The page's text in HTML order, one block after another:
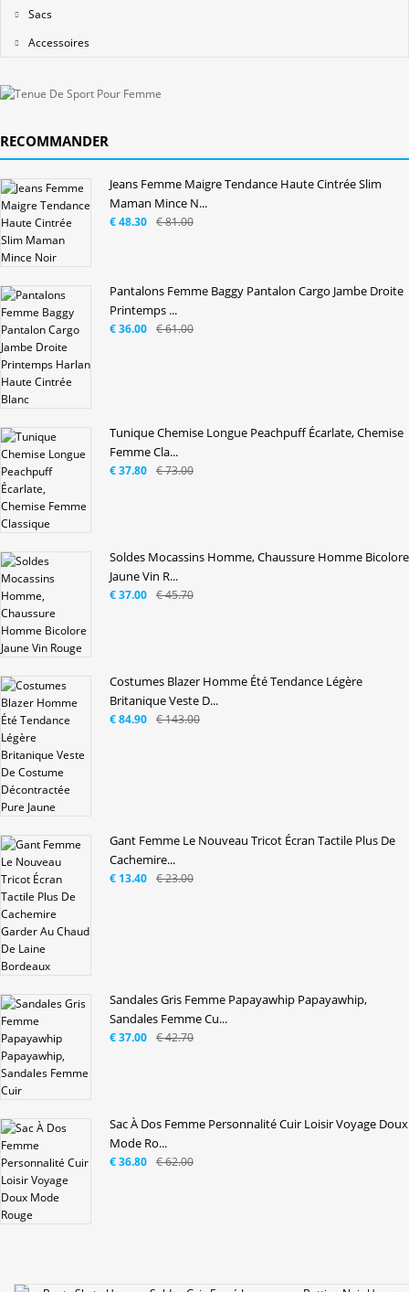
Sacs
Accessoires
RECOMMANDER
Jeans Femme Maigre Tendance Haute Cintrée Slim
Maman Mince N...
€ 81.00
€ 48.30
Pantalons Femme Baggy Pantalon Cargo Jambe Droite
Printemps ...
€ 61.00
€ 36.00
Tunique Chemise Longue Peachpuff Écarlate, Chemise
Femme Cla...
€ 73.00
€ 37.80
Soldes Mocassins Homme, Chaussure Homme Bicolore
Jaune Vin R...
€ 45.70
€ 37.00
Costumes Blazer Homme Été Tendance Légère
Britanique Veste D...
€ 143.00
€ 84.90
Gant Femme Le Nouveau Tricot Écran Tactile Plus De
Cachemire...
€ 23.00
€ 13.40
Sandales Gris Femme Papayawhip Papayawhip,
Sandales Femme Cu...
€ 42.70
€ 37.00
Sac À Dos Femme Personnalité Cuir Loisir Voyage Doux
Mode Ro...
€ 62.00
€ 36.80